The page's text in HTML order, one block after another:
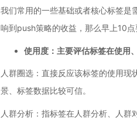
我们常用的一些基础或者核心标签是
响到push策略的收益，那么早上10
使用度：主要评估标签在使用
人群圈选：直接反应该标签的使用
景、标签数据比较可信。
人群分析：指标签在人群分析、人群